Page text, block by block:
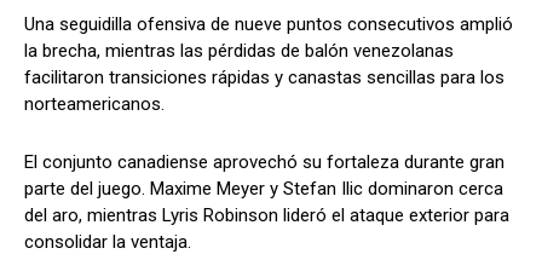
Una seguidilla ofensiva de nueve puntos consecutivos amplió
la brecha, mientras las pérdidas de balón venezolanas
facilitaron transiciones rápidas y canastas sencillas para los
norteamericanos.
El conjunto canadiense aprovechó su fortaleza durante gran
parte del juego. Maxime Meyer y Stefan Ilic dominaron cerca
del aro, mientras Lyris Robinson lideró el ataque exterior para
consolidar la ventaja.